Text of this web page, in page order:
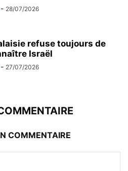
- 28/07/2026
refuse toujours de
Israël
- 27/07/2026
COMMENTAIRE